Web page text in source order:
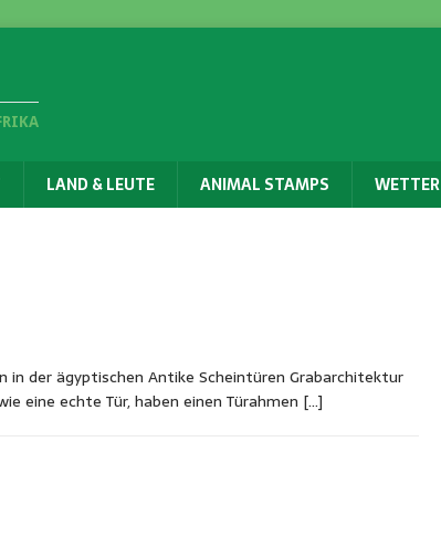
LAND & LEUTE ANIMAL STAMPS WETTER
der ägyptischen Antike Scheintüren Grabarchitektur
eine echte Tür, haben einen Türahmen […]